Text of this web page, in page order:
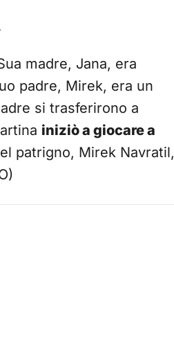
madre, Jana, era
padre, Mirek, era un
si trasferirono a
iniziò a giocare a
patrigno, Mirek Navratil,